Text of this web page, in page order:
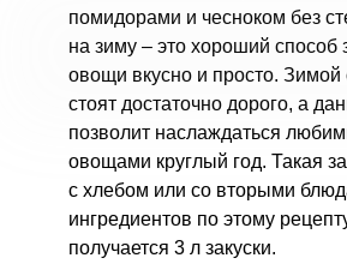
помидорами и чесноком без
на зиму – это хороший способ
овощи вкусно и просто. Зимой
стоят достаточно дорого, а
позволит наслаждаться
овощами круглый год. Такая
с хлебом или со вторыми
ингредиентов по этому
получается 3 л закуски.